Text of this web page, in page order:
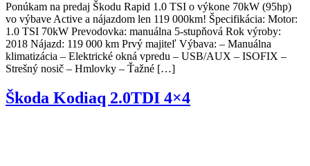
Ponúkam na predaj Škodu Rapid 1.0 TSI o výkone 70kW (95hp)
vo výbave Active a nájazdom len 119 000km! Špecifikácia: Motor:
1.0 TSI 70kW Prevodovka: manuálna 5-stupňová Rok výroby:
2018 Nájazd: 119 000 km Prvý majiteľ Výbava: – Manuálna
klimatizácia – Elektrické okná vpredu – USB/AUX – ISOFIX –
Strešný nosič – Hmlovky – Ťažné […]
Škoda Kodiaq 2.0TDI 4×4